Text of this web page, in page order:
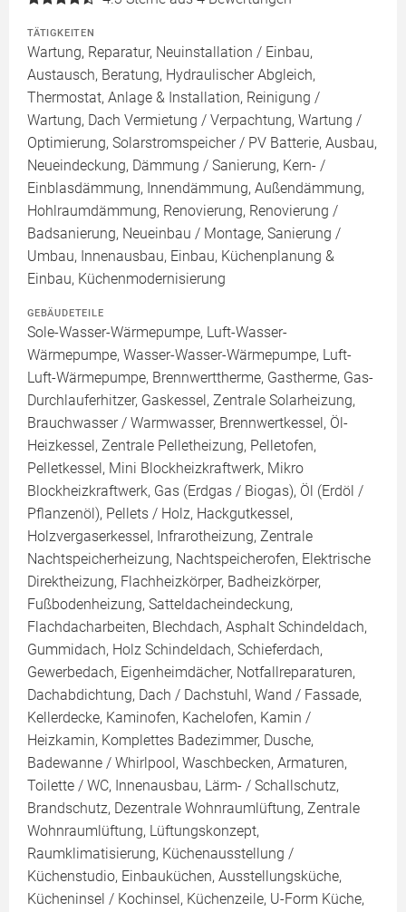
TÄTIGKEITEN
Wartung, Reparatur, Neuinstallation / Einbau,
Austausch, Beratung, Hydraulischer Abgleich,
Thermostat, Anlage & Installation, Reinigung /
Wartung, Dach Vermietung / Verpachtung, Wartung /
Optimierung, Solarstromspeicher / PV Batterie, Ausbau,
Neueindeckung, Dämmung / Sanierung, Kern- /
Einblasdämmung, Innendämmung, Außendämmung,
Hohlraumdämmung, Renovierung, Renovierung /
Badsanierung, Neueinbau / Montage, Sanierung /
Umbau, Innenausbau, Einbau, Küchenplanung &
Einbau, Küchenmodernisierung
GEBÄUDETEILE
Sole-Wasser-Wärmepumpe, Luft-Wasser-
Wärmepumpe, Wasser-Wasser-Wärmepumpe, Luft-
Luft-Wärmepumpe, Brennwerttherme, Gastherme, Gas-
Durchlauferhitzer, Gaskessel, Zentrale Solarheizung,
Brauchwasser / Warmwasser, Brennwertkessel, Öl-
Heizkessel, Zentrale Pelletheizung, Pelletofen,
Pelletkessel, Mini Blockheizkraftwerk, Mikro
Blockheizkraftwerk, Gas (Erdgas / Biogas), Öl (Erdöl /
Pflanzenöl), Pellets / Holz, Hackgutkessel,
Holzvergaserkessel, Infrarotheizung, Zentrale
Nachtspeicherheizung, Nachtspeicherofen, Elektrische
Direktheizung, Flachheizkörper, Badheizkörper,
Fußbodenheizung, Satteldacheindeckung,
Flachdacharbeiten, Blechdach, Asphalt Schindeldach,
Gummidach, Holz Schindeldach, Schieferdach,
Gewerbedach, Eigenheimdächer, Notfallreparaturen,
Dachabdichtung, Dach / Dachstuhl, Wand / Fassade,
Kellerdecke, Kaminofen, Kachelofen, Kamin /
Heizkamin, Komplettes Badezimmer, Dusche,
Badewanne / Whirlpool, Waschbecken, Armaturen,
Toilette / WC, Innenausbau, Lärm- / Schallschutz,
Brandschutz, Dezentrale Wohnraumlüftung, Zentrale
Wohnraumlüftung, Lüftungskonzept,
Raumklimatisierung, Küchenausstellung /
Küchenstudio, Einbauküchen, Ausstellungsküche,
Kücheninsel / Kochinsel, Küchenzeile, U-Form Küche,